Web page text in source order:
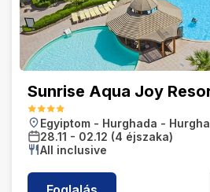
Sunrise Aqua Joy
Egyiptom - Hurghada -
28.11 - 02.12 (4 éjszaka)
All inclusive